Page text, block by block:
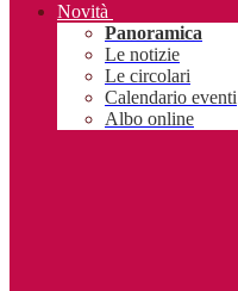
Novità
Panoramica
Le notizie
Le circolari
Calendario eventi
Albo online